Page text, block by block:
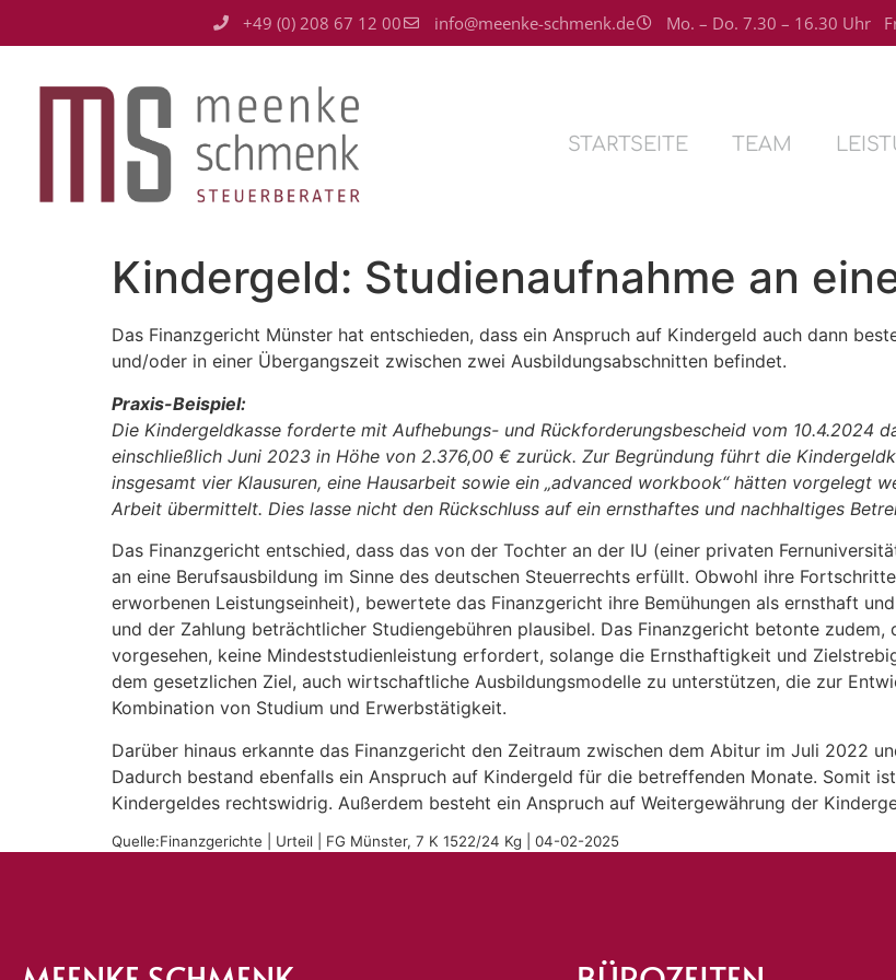
+49 (0) 208 67 12 00 info@meenke-schmenk.de Mo. – Do. 7.30 – 16.30 Uhr
STARTSEITE TEAM
Kindergeld: Studienaufnahme an
Das Finanzgericht Münster hat entschieden, dass ein Anspruch auf Kindergeld auch dann
und/oder in einer Übergangszeit zwischen zwei Ausbildungsabschnitten befindet.
Praxis-Beispiel:
Die Kindergeldkasse forderte mit Aufhebungs- und Rückforderungsbescheid vom 10.4.2024
einschließlich Juni 2023 in Höhe von 2.376,00 € zurück. Zur Begründung führt die
insgesamt vier Klausuren, eine Hausarbeit sowie ein „advanced workbook“ hätten vorgelegt
Arbeit übermittelt. Dies lasse nicht den Rückschluss auf ein ernsthaftes und nachhaltiges
Das Finanzgericht entschied, dass das von der Tochter an der IU (einer privaten
an eine Berufsausbildung im Sinne des deutschen Steuerrechts erfüllt. Obwohl ihre
erworbenen Leistungseinheit), bewertete das Finanzgericht ihre Bemühungen als ernsthaft
und der Zahlung beträchtlicher Studiengebühren plausibel. Das Finanzgericht betonte
vorgesehen, keine Mindeststudienleistung erfordert, solange die Ernsthaftigkeit und
dem gesetzlichen Ziel, auch wirtschaftliche Ausbildungsmodelle zu unterstützen, die zur
Kombination von Studium und Erwerbstätigkeit.
Darüber hinaus erkannte das Finanzgericht den Zeitraum zwischen dem Abitur im Juli 2022
Dadurch bestand ebenfalls ein Anspruch auf Kindergeld für die betreffenden Monate. Somit
Kindergeldes rechtswidrig. Außerdem besteht ein Anspruch auf Weitergewährung der
Quelle:Finanzgerichte | Urteil | FG Münster, 7 K 1522/24 Kg | 04-02-2025